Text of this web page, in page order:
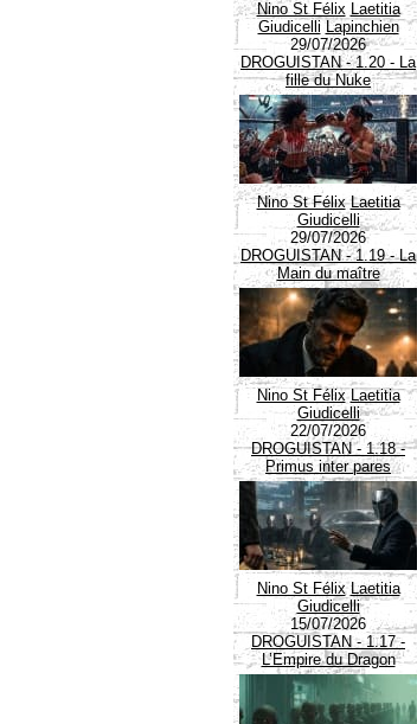
Nino St Félix Laetitia
Giudicelli Lapinchien
29/07/2026
DROGUISTAN - 1.20 - La
fille du Nuke
Nino St Félix Laetitia
Giudicelli
29/07/2026
DROGUISTAN - 1.19 - La
Main du maître
Nino St Félix Laetitia
Giudicelli
22/07/2026
DROGUISTAN - 1.18 -
Primus inter pares
Nino St Félix Laetitia
Giudicelli
15/07/2026
DROGUISTAN - 1.17 -
L’Empire du Dragon